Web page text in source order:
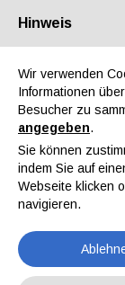
Über uns Partner
Home
Hinweis
Wir verwenden
Informationen
Besucher zu
angegeben.
Sie können
indem Sie auf
Webseite klicken
navigieren.